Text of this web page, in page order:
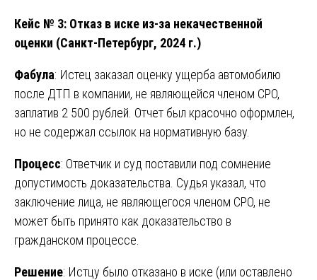
Кейс № 3: Отказ в иске из-за некачественной
оценки (Санкт-Петербург, 2024 г.)
Фабула: Истец заказал оценку ущерба автомобилю
после ДТП в компании, не являющейся членом СРО,
заплатив 2 500 рублей. Отчет был красочно оформлен,
но не содержал ссылок на нормативную базу.
Процесс: Ответчик и суд поставили под сомнение
допустимость доказательства. Судья указал, что
заключение лица, не являющегося членом СРО, не
может быть принято как доказательство в
гражданском процессе.
Решение: Истцу было отказано в иске (или оставлено